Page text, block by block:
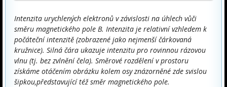
Intenzita urychlených elektronů v závislosti na úhlech vůči
směru magnetického pole B. Intenzita je relativní vzhledem k
počáteční intenzitě (zobrazené jako nejmenší čárkovaná
kružnice). Silná čára ukazuje intenzitu pro rovinnou rázovou
vlnu (tj. bez zvlnění čela). Směrové rozdělení v prostoru
získáme otáčením obrázku kolem osy znázorněné zde svislou
šipkou,představující též směr magnetického pole.